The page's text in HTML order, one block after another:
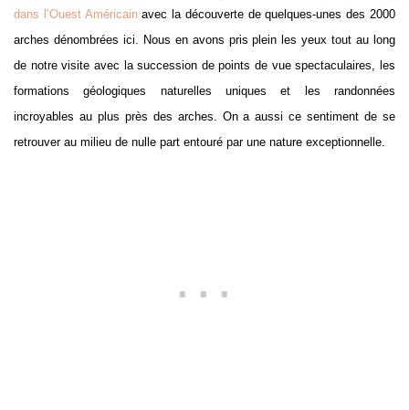
dans l’Ouest Américainavec la découverte de quelques-unes des 2000
arches dénombrées ici. Nous en avons pris plein les yeux tout au long
de notre visite avec la succession de points de vue spectaculaires, les
formations géologiques naturelles uniques et les randonnées
incroyables au plus près des arches. On a aussi ce sentiment de se
retrouver au milieu de nulle part entouré par une nature exceptionnelle.